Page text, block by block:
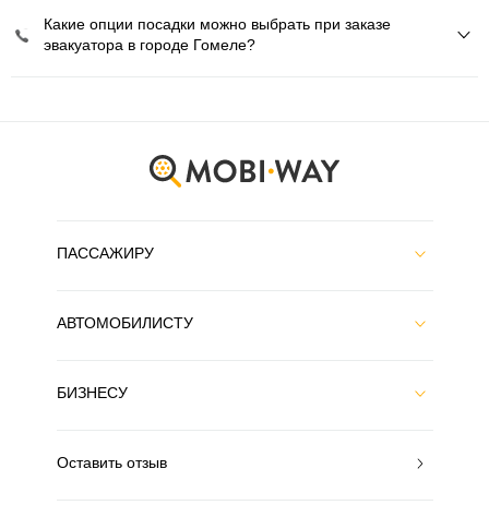
Какие опции посадки можно выбрать при заказе
эвакуатора в городе Гомеле?
ПАССАЖИРУ
АВТОМОБИЛИСТУ
БИЗНЕСУ
Оставить отзыв